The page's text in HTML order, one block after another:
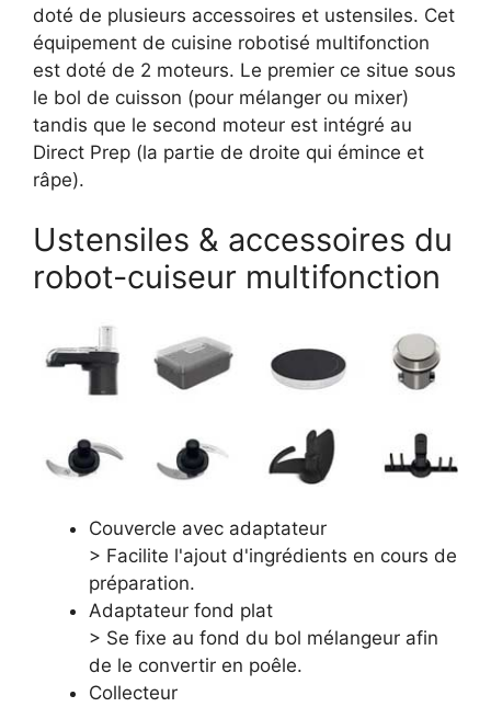
doté de plusieurs accessoires et ustensiles. Cet
équipement de cuisine robotisé multifonction
est doté de 2 moteurs. Le premier ce situe sous
le bol de cuisson (pour mélanger ou mixer)
tandis que le second moteur est intégré au
Direct Prep (la partie de droite qui émince et
râpe).
Ustensiles & accessoires du
robot-cuiseur multifonction
Couvercle avec adaptateur
> Facilite l'ajout d'ingrédients en cours de
préparation.
Adaptateur fond plat
> Se fixe au fond du bol mélangeur afin
de le convertir en poêle.
Collecteur